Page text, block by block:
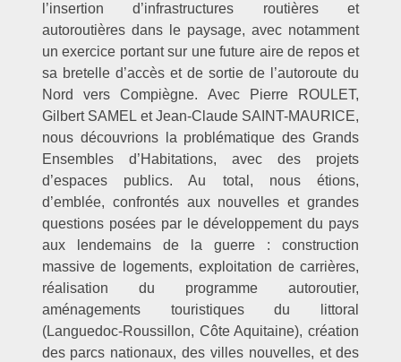
l’insertion d’infrastructures routières et
autoroutières dans le paysage, avec notamment
un exercice portant sur une future aire de repos et
sa bretelle d’accès et de sortie de l’autoroute du
Nord vers Compiègne. Avec Pierre ROULET,
Gilbert SAMEL et Jean-Claude SAINT-MAURICE,
nous découvrions la problématique des Grands
Ensembles d’Habitations, avec des projets
d’espaces publics. Au total, nous étions,
d’emblée, confrontés aux nouvelles et grandes
questions posées par le développement du pays
aux lendemains de la guerre : construction
massive de logements, exploitation de carrières,
réalisation du programme autoroutier,
aménagements touristiques du littoral
(Languedoc-Roussillon, Côte Aquitaine), création
des parcs nationaux, des villes nouvelles, et des